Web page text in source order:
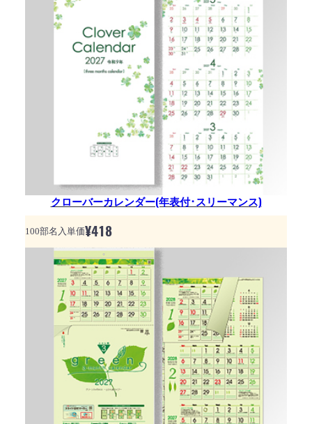
クローバーカレンダー(年表付･スリーマンス)
100部名入単価¥418